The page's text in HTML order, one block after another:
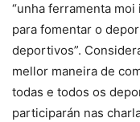
“unha ferramenta
para fomentar o
deportivos”.
mellor maneira de
todas e todos os
participarán nas